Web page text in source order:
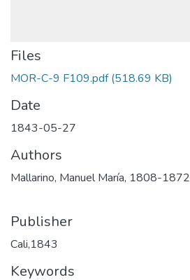
Files
MOR-C-9 F109.pdf(518.69 KB)
Date
1843-05-27
Authors
Mallarino, Manuel María, 1808-1872
Publisher
Cali,1843
Keywords